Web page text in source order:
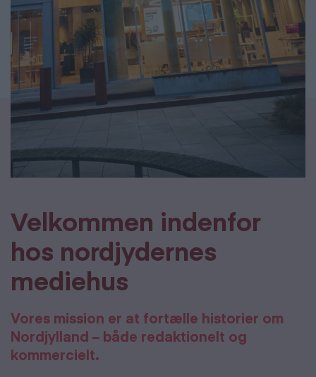
Velkommen indenfor
hos nordjydernes
mediehus
Vores mission er at fortælle historier om
Nordjylland – både redaktionelt og
kommercielt.